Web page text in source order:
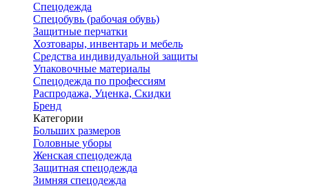
Спецодежда
Спецобувь (рабочая обувь)
Защитные перчатки
Хозтовары, инвентарь и мебель
Средства индивидуальной защиты
Упаковочные материалы
Спецодежда по профессиям
Распродажа, Уценка, Скидки
Бренд
Категории
Больших размеров
Головные уборы
Женская спецодежда
Защитная спецодежда
Зимняя спецодежда